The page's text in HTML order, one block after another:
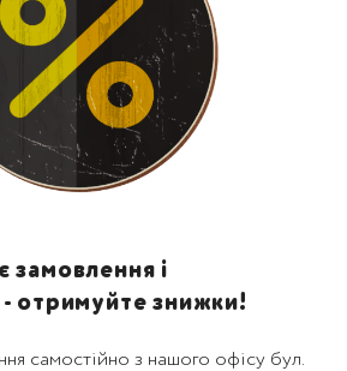
замовлення і
отримуйте знижки!
самостійно з нашого офісу бул.